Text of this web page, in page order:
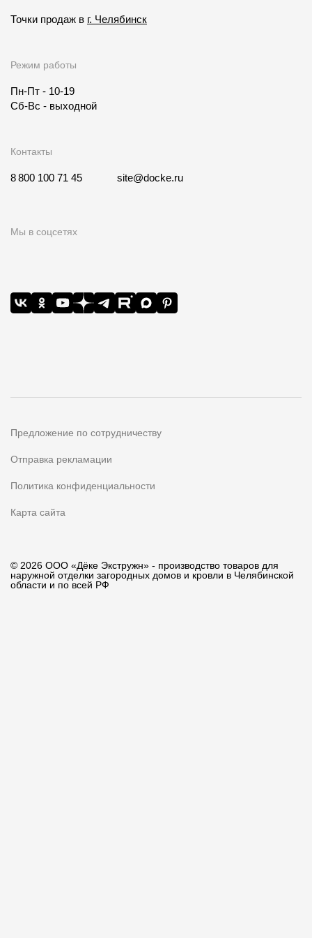
Точки продаж в г. Челябинск
Режим работы
Пн-Пт - 10-19
Сб-Вс - выходной
Контакты
8 800 100 71 45 site@docke.ru
Мы в соцсетях
Предложение по сотрудничеству
Отправка рекламации
Политика конфиденциальности
Карта сайта
© 2026 ООО «Дёке Экстружн» - производство товаров для
наружной отделки загородных домов и кровли в Челябинской
области и по всей РФ